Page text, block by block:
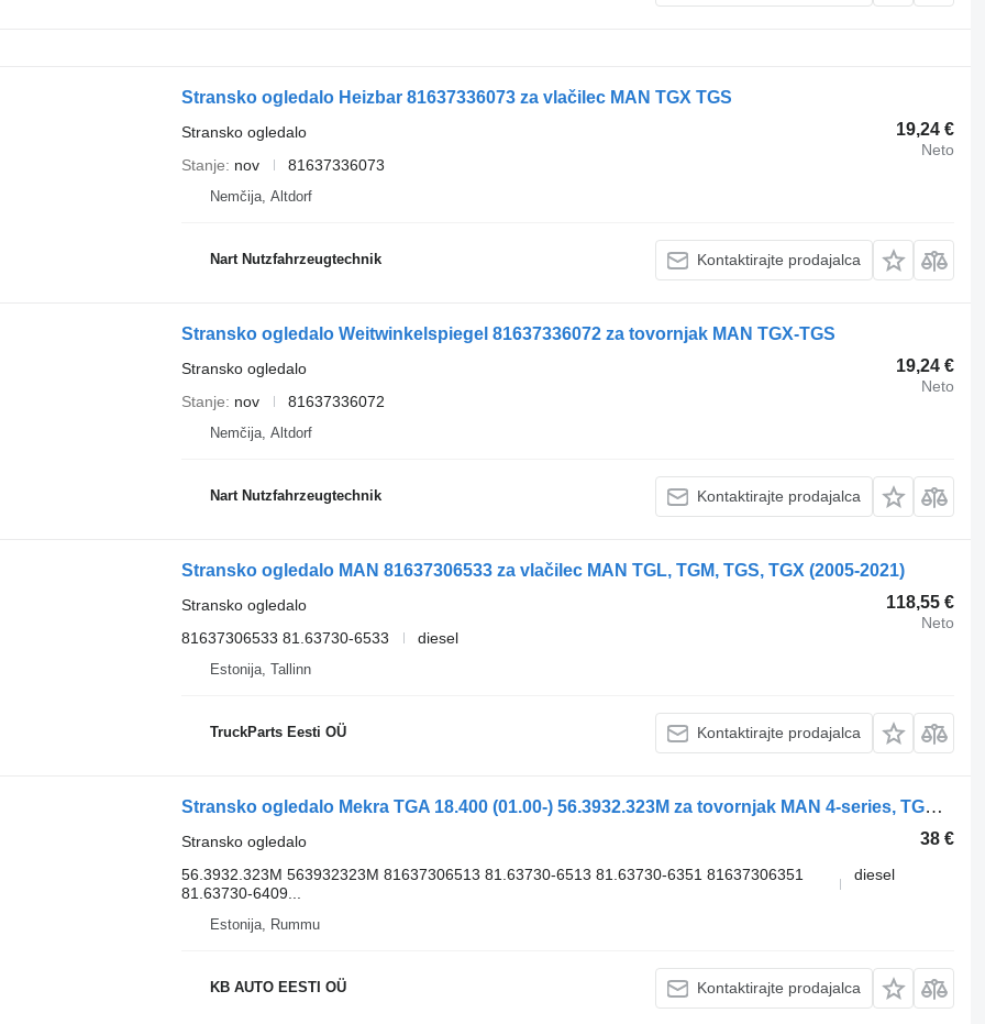
Stransko ogledalo Heizbar 81637336073 za vlačilec MAN TGX TGS
19,24 €
Neto
Stransko ogledalo
Stanje
nov 81637336073
Nemčija, Altdorf
Nart Nutzfahrzeugtechnik Kontaktirajte prodajalca
Stransko ogledalo Weitwinkelspiegel 81637336072 za tovornjak MAN TGX-TGS
19,24 €
Neto
Stransko ogledalo
Stanje
nov 81637336072
Nemčija, Altdorf
Nart Nutzfahrzeugtechnik Kontaktirajte prodajalca
Stransko ogledalo MAN 81637306533 za vlačilec MAN TGL, TGM, TGS, TGX (2005-2021)
118,55 €
Neto
Stransko ogledalo
81637306533 81.63730-6533
diesel
Estonija, Tallinn
TruckParts Eesti OÜ Kontaktirajte prodajalca
Stransko ogledalo Mekra TGA 18.400 (01.00-) 56.3932.323M za tovornjak MAN 4-series, TGA (1993-2009)
38 €
Stransko ogledalo
56.3932.323M 563932323M 81637306513 81.63730-6513 81.63730-6351 81637306351
81.63730-6409...
diesel
Estonija, Rummu
KB AUTO EESTI OÜ Kontaktirajte prodajalca